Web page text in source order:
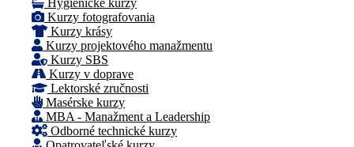
Hygienické kurzy
Kurzy fotografovania
Kurzy krásy
Kurzy projektového manažmentu
Kurzy SBS
Kurzy v doprave
Lektorské zručnosti
Masérske kurzy
MBA - Manažment a Leadership
Odborné technické kurzy